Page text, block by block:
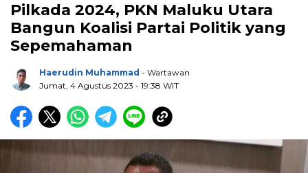
Pilkada 2024, PKN Maluku Utara
Bangun Koalisi Partai Politik yang
Sepemahaman
Haerudin Muhammad - Wartawan
Jumat, 4 Agustus 2023 - 19:38 WIT